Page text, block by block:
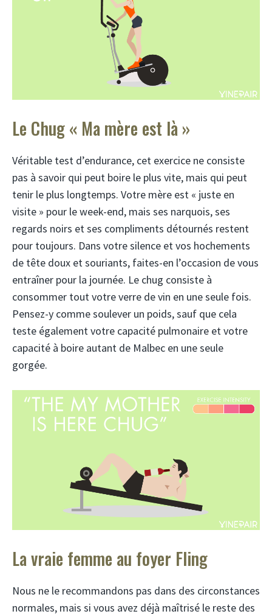
Le Chug « Ma mère est là »
Véritable test d’endurance, cet exercice ne consiste
pas à savoir qui peut boire le plus vite, mais qui peut
tenir le plus longtemps. Votre mère est « juste en
visite » pour le week-end, mais ses narquois, ses
regards noirs et ses compliments détournés restent
pour toujours. Dans votre silence et vos hochements
de tête doux et souriants, faites-en l’occasion de vous
entraîner pour la journée. Le chug consiste à
consommer tout votre verre de vin en une seule fois.
Pensez-y comme soulever un poids, sauf que cela
teste également votre capacité pulmonaire et votre
capacité à boire autant de Malbec en une seule
gorgée.
La vraie femme au foyer Fling
Nous ne le recommandons pas dans des circonstances
normales, mais si vous avez déjà maîtrisé le reste des